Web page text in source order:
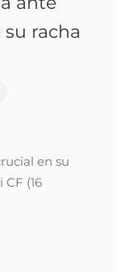
racha
en su
(16